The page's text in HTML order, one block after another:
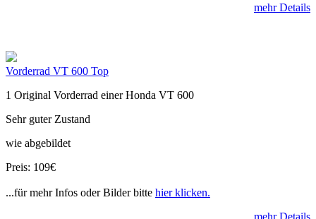
mehr Details
Vorderrad VT 600 Top
1 Original Vorderrad einer Honda VT 600
Sehr guter Zustand
wie abgebildet
Preis: 109€
...für mehr Infos oder Bilder bitte hier klicken.
mehr Details